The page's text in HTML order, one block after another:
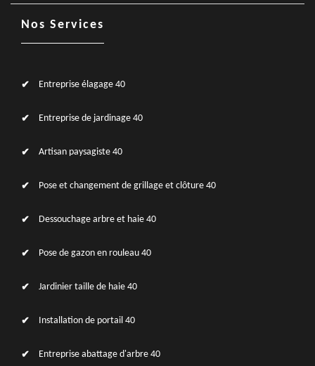
Nos Services
Entreprise élagage 40
Entreprise de jardinage 40
Artisan paysagiste 40
Pose et changement de grillage et clôture 40
Dessouchage arbre et haie 40
Pose de gazon en rouleau 40
Jardinier taille de haie 40
Installation de portail 40
Entreprise abattage d'arbre 40